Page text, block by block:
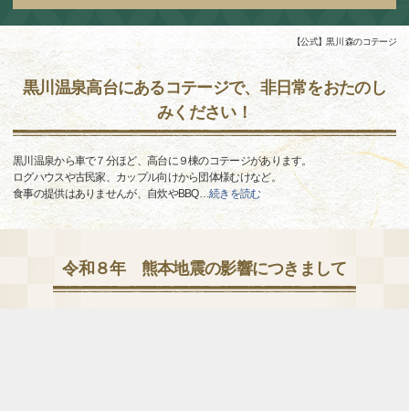
【公式】黒川 森のコテージ
黒川温泉高台にあるコテージで、非日常をおたのし
みください！
黒川温泉から車で７分ほど、高台に９棟のコテージがあります。
ログハウスや古民家、カップル向けから団体様むけなど。
食事の提供はありませんが、自炊やBBQ…続きを読む
令和８年 熊本地震の影響につきまして